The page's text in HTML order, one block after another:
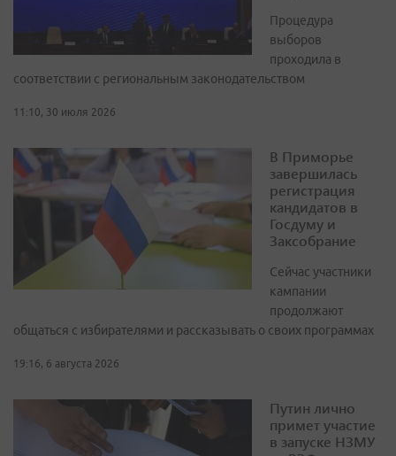
Процедура
выборов
проходила в
соответствии с региональным законодательством
11:10, 30 июля 2026
В Приморье
завершилась
регистрация
кандидатов в
Госдуму и
Заксобрание
Сейчас участники
кампании
продолжают
общаться с избирателями и рассказывать о своих программах
19:16, 6 августа 2026
Путин лично
примет участие
в запуске НЗМУ